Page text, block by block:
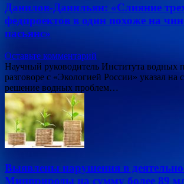
Данилов-Данильян: «Слияние
федпроектов в один похоже на
пасьянс»
Оставьте комментарий
Научный руководитель Института водных
разговоре с «Экологией России» указал на
решение водных проблем…
Выявлены нарушения в
Минприроды на сумму более 89